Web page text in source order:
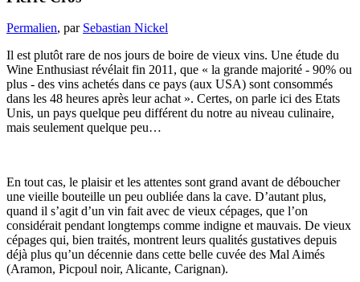
Permalien, par Sebastian Nickel
Il est plutôt rare de nos jours de boire de vieux vins. Une étude du
Wine Enthusiast révélait fin 2011, que « la grande majorité - 90% ou
plus - des vins achetés dans ce pays (aux USA) sont consommés
dans les 48 heures après leur achat ». Certes, on parle ici des Etats
Unis, un pays quelque peu différent du notre au niveau culinaire,
mais seulement quelque peu…
En tout cas, le plaisir et les attentes sont grand avant de déboucher
une vieille bouteille un peu oubliée dans la cave. D’autant plus,
quand il s’agit d’un vin fait avec de vieux cépages, que l’on
considérait pendant longtemps comme indigne et mauvais. De vieux
cépages qui, bien traités, montrent leurs qualités gustatives depuis
déjà plus qu’un décennie dans cette belle cuvée des Mal Aimés
(Aramon, Picpoul noir, Alicante, Carignan).